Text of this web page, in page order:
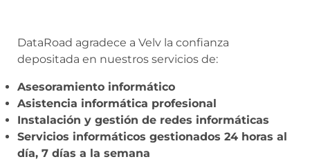
DataRoad agradece a Velv la confianza
depositada en nuestros servicios de:
Asesoramiento informático
Asistencia informática profesional
Instalación y gestión de redes informáticas
Servicios informáticos gestionados 24 horas al
día, 7 días a la semana